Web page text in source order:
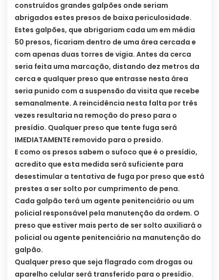
construídos grandes galpões onde seriam
abrigados estes presos de baixa periculosidade.
Estes galpões, que abrigariam cada um em média
50 presos, ficariam dentro de uma área cercada e
com apenas duas torres de vigia. Antes da cerca
seria feita uma marcação, distando dez metros da
cerca e qualquer preso que entrasse nesta área
seria punido com a suspensão da visita que recebe
semanalmente. A reincidência nesta falta por três
vezes resultaria na remoção do preso para o
presídio. Qualquer preso que tente fuga será
IMEDIATAMENTE removido para o presido.
E como os presos sabem o sufoco que é o presídio,
acredito que esta medida será suficiente para
desestimular a tentativa de fuga por preso que está
prestes a ser solto por cumprimento de pena.
Cada galpão terá um agente penitenciário ou um
policial responsável pela manutenção da ordem. O
preso que estiver mais perto de ser solto auxiliará o
policial ou agente penitenciário na manutenção do
galpão.
Qualquer preso que seja flagrado com drogas ou
aparelho celular será transferido para o presídio.